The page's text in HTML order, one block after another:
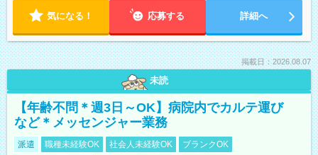
気になる！ 応募する 詳細へ
掲載日：2026.08.07
未読
【年齢不問＊週3日～OK】病院内でカルテ運び
など＊メッセンジャー業務
派遣 職種未経験OK 社会人未経験OK
ブランクOK